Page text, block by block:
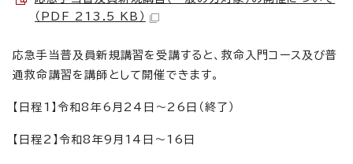
（PDF 213.5 KB）
応急手当普及員新規講習を受講すると、救命入門コース及び普
通救命講習を講師として開催できます。
【日程1】令和8年6月24日～26日（終了）
【日程2】令和8年9月14日～16日